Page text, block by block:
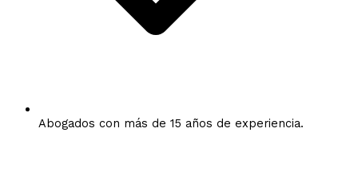
Abogados con más de 15 años de experiencia.